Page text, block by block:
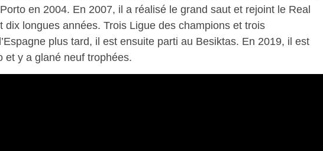
en 2004. En 2007, il a réalisé le grand saut et rejoint le Real
dix longues années. Trois Ligue des champions et trois
plus tard, il est ensuite parti au Besiktas. En 2019, il est
et y a glané neuf trophées.